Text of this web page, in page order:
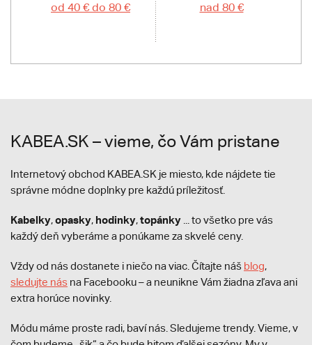
od 40 € do 80 € nad 80 €
KABEA.SK – vieme, čo Vám pristane
Internetový obchod KABEA.SK je miesto, kde nájdete tie
správne módne doplnky pre každú príležitosť.
Kabelky,opasky, hodinky,topánky ... to všetko pre vás
každý deň vyberáme a ponúkame za skvelé ceny.
Vždy od nás dostanete i niečo na viac. Čítajte náš blog,
sledujte nás na Facebooku – a neunikne Vám žiadna zľava ani
extra horúce novinky.
Módu máme proste radi, baví nás. Sledujeme trendy. Vieme, v